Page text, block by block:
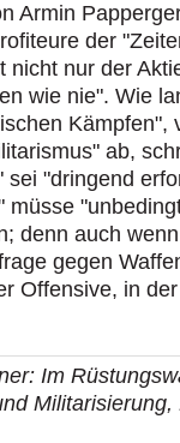
Armin
der
nicht nur der
wie nie". Wie
Kämpfen",
ab,
sei "dringend
müsse
denn auch
gegen
Offensive, in
Im